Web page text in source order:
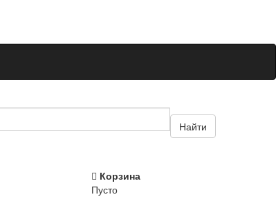
Найти
Корзина
Пусто